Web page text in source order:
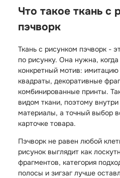
Что такое ткань с
пэчворк
Ткань с рисунком пэчворк -
по рисунку. Она нужна,
конкретный мотив: имитацию
квадраты, декоративные
комбинированные принты.
видом ткани, поэтому
материалы, а точный выбор
карточке товара.
Пэчворк не равен любой
рисунок выглядит как
фрагментов, категория
полосы и зигзаг лучше